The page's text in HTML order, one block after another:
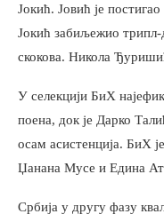
Јокић. Јовић је
Јокић забиљежио трипл-
скокова. Никола
У селекцији БиХ
поена, док је Дарко
осам асистенција. БиХ
Џанана Мусе и Едина
Србија у другу фазу